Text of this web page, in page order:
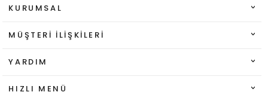
KURUMSAL
MÜŞTERI İLIŞKILERI
YARDIM
HIZLI MENÜ